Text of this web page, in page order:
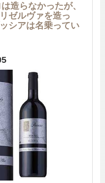
造らなかったが、
ゼルヴァを造っ
シアは名乗ってい